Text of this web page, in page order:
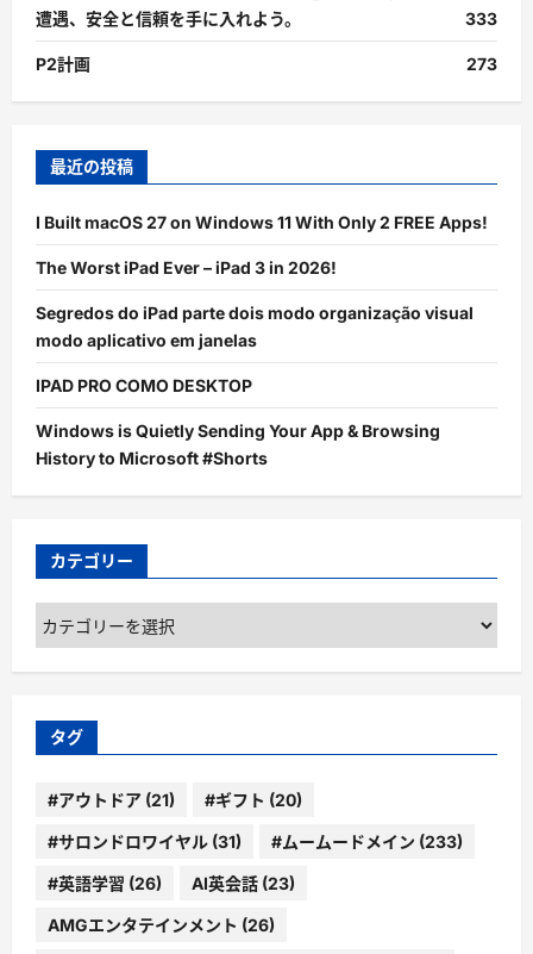
遭遇、安全と信頼を手に入れよう。
333
P2計画 273
最近の投稿
I Built macOS 27 on Windows 11 With Only 2 FREE Apps!
The Worst iPad Ever – iPad 3 in 2026!
Segredos do iPad parte dois modo organização visual
modo aplicativo em janelas
IPAD PRO COMO DESKTOP
Windows is Quietly Sending Your App & Browsing
History to Microsoft #Shorts
カテゴリー
カ
テ
ゴ
ー
タグ
#アウトドア (21) #ギフト (20)
#サロンドロワイヤル (31) #ムームードメイン (233)
#英語学習 (26) AI英会話 (23)
AMGエンタテインメント (26)